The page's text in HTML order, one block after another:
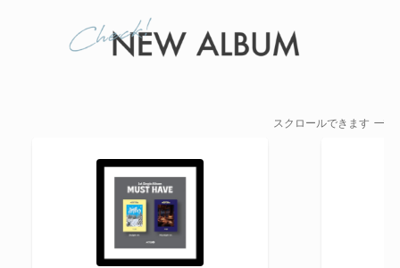
スクロールできます